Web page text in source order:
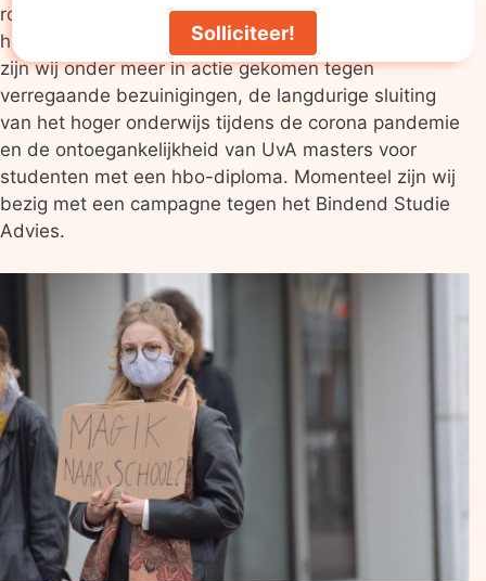
rond naar onze leden en houden we studenten op de
hoogte via Instagram. De afgelopen twee jaar hebben
zijn wij onder meer in actie gekomen tegen
verregaande bezuinigingen, de langdurige sluiting
van het hoger onderwijs tijdens de corona pandemie
en de ontoegankelijkheid van UvA masters voor
studenten met een hbo-diploma. Momenteel zijn wij
bezig met een campagne tegen het Bindend Studie
Advies.
Solliciteer!